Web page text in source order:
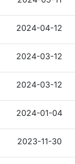
2024-04-12
2024-03-12
2024-03-12
2024-01-04
2023-11-30